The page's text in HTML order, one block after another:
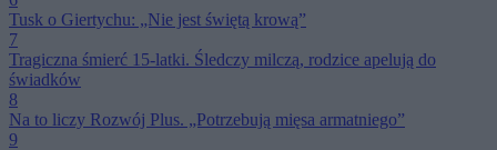
Tusk o Giertychu: „Nie jest świętą krową”
7
Tragiczna śmierć 15-latki. Śledczy milczą, rodzice apelują do
świadków
8
Na to liczy Rozwój Plus. „Potrzebują mięsa armatniego”
9